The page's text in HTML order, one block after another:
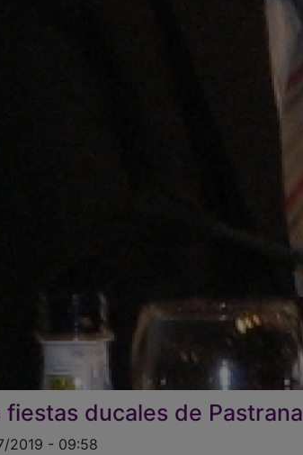
fiestas ducales de Pastrana
2019 - 09:58